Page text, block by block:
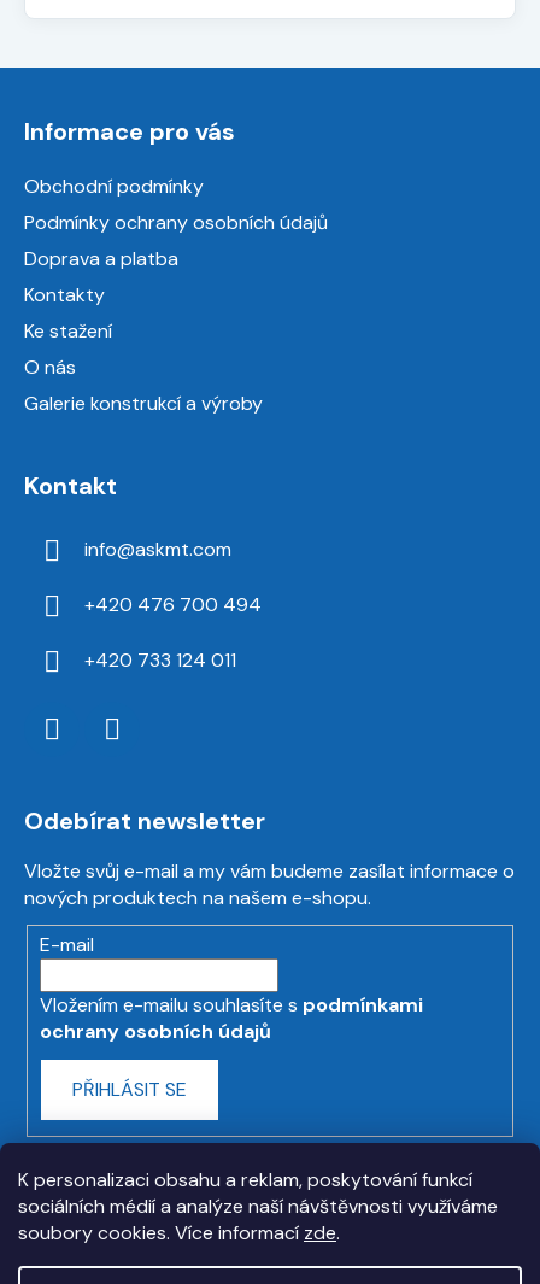
K personalizaci obsahu a reklam, poskytování funkcí
sociálních médií a analýze naší návštěvnosti využíváme
soubory cookies. Více informací zde.
Informace pro vás
Obchodní podmínky
Podmínky ochrany osobních údajů
Doprava a platba
Kontakty
Ke stažení
O nás
Galerie konstrukcí a výroby
Kontakt
info@askmt.com
+420 476 700 494
+420 733 124 011
Odebírat newsletter
Vložte svůj e-mail a my vám budeme zasílat informace o
nových produktech na našem e-shopu.
E-mail
Vložením e-mailu souhlasíte s podmínkami
ochrany osobních údajů
PŘIHLÁSIT SE